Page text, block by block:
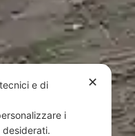
brand Intent di Federico
TE | REA TE-168019 |
reCAPTCHA
Service di Google.
✕
e di
i